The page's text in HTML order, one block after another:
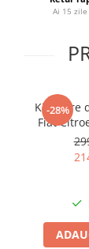
Burghie
Chei de Forta
Gresoare
Reparat Filete
Scule Electrice
Lampi si
Ai 15
-28%
Kit fixare
Fiat